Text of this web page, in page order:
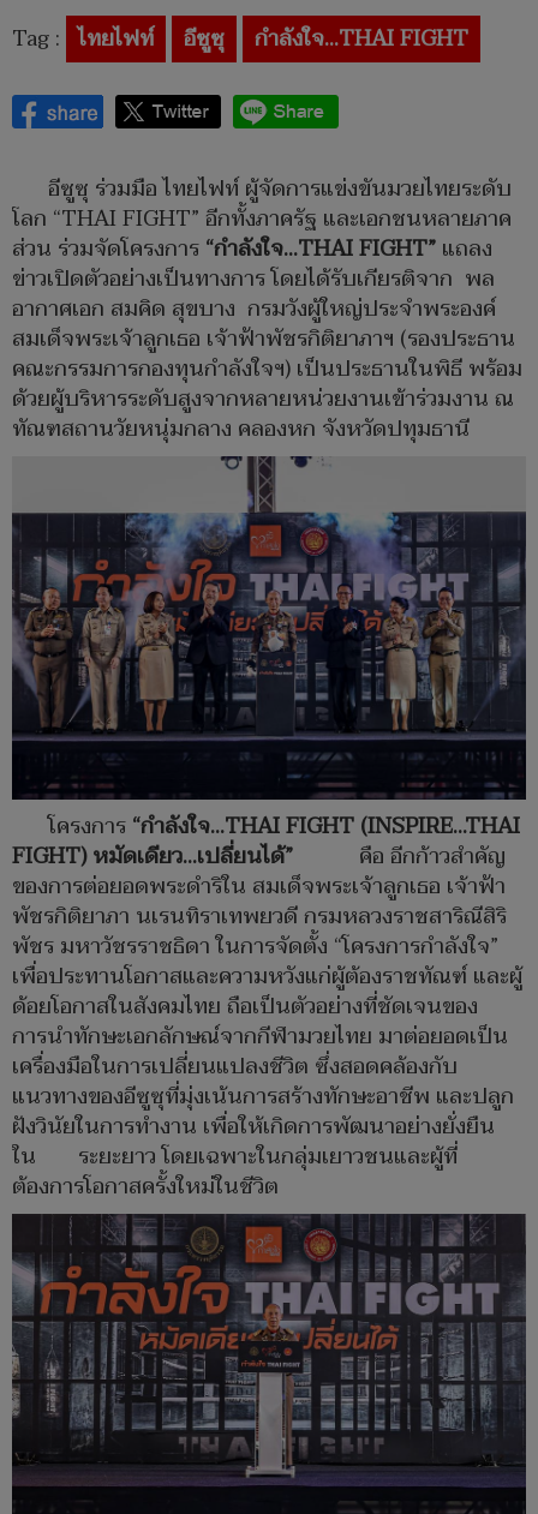
Tag : ไทยไฟท์ อีซูซุ กำลังใจ…THAI FIGHT
อีซูซุ ร่วมมือ ไทยไฟท์ ผู้จัดการแข่งขันมวยไทยระดับ
โลก “THAI FIGHT” อีกทั้งภาครัฐ และเอกชนหลายภาค
ส่วน ร่วมจัดโครงการ“กำลังใจ…THAI FIGHT”แถลง
ข่าวเปิดตัวอย่างเป็นทางการ โดยได้รับเกียรติจาก พล
อากาศเอก สมคิด สุขบาง กรมวังผู้ใหญ่ประจำพระองค์
สมเด็จพระเจ้าลูกเธอ เจ้าฟ้าพัชรกิติยาภาฯ (รองประธาน
คณะกรรมการกองทุนกำลังใจฯ) เป็นประธานในพิธี พร้อม
ด้วยผู้บริหารระดับสูงจากหลายหน่วยงานเข้าร่วมงาน ณ
ทัณฑสถานวัยหนุ่มกลาง คลองหก จังหวัดปทุมธานี
โครงการ“กำลังใจ…THAI FIGHT (INSPIRE…THAI
FIGHT)หมัดเดียว…เปลี่ยนได้” คือ อีกก้าวสำคัญ
ของการต่อยอดพระดำริใน สมเด็จพระเจ้าลูกเธอ เจ้าฟ้า
พัชรกิติยาภา นเรนทิราเทพยวดี กรมหลวงราชสาริณีสิริ
พัชร มหาวัชรราชธิดา ในการจัดตั้ง “โครงการกำลังใจ”
เพื่อประทานโอกาสและความหวังแก่ผู้ต้องราชทัณฑ์ และผู้
ด้อยโอกาสในสังคมไทย ถือเป็นตัวอย่างที่ชัดเจนของ
การนำทักษะเอกลักษณ์จากกีฬามวยไทย มาต่อยอดเป็น
เครื่องมือในการเปลี่ยนแปลงชีวิต ซึ่งสอดคล้องกับ
แนวทางของอีซูซุที่มุ่งเน้นการสร้างทักษะอาชีพ และปลูก
ฝังวินัยในการทำงาน เพื่อให้เกิดการพัฒนาอย่างยั่งยืน
ใน ระยะยาว โดยเฉพาะในกลุ่มเยาวชนและผู้ที่
ต้องการโอกาสครั้งใหม่ในชีวิต